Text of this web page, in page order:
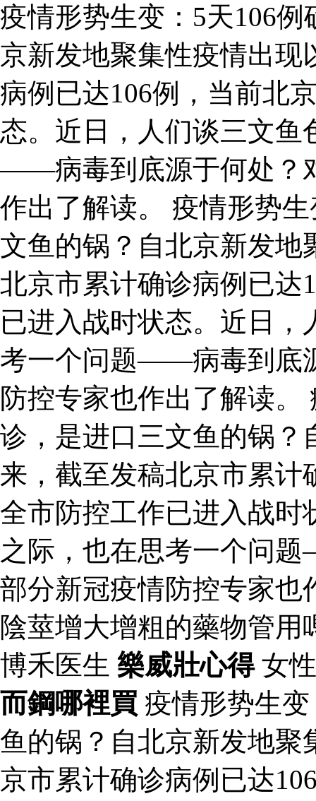
疫情形势生变：5天106
京新发地聚集性疫情出现
病例已达106例，当前北
态。近日，人们谈三文鱼
——病毒到底源于何处？
作出了解读。 疫情形势
文鱼的锅？自北京新发地
北京市累计确诊病例已达
已进入战时状态。近日
考一个问题——病毒到底
防控专家也作出了解读。
诊，是进口三文鱼的锅？
来，截至发稿北京市累计
全市防控工作已进入战时
之际，也在思考一个问
部分新冠疫情防控专家
陰莖增大增粗的藥物管
博禾医生 樂威壯心得女
而鋼哪裡買 疫情形势生
鱼的锅？自北京新发地聚
京市累计确诊病例已达